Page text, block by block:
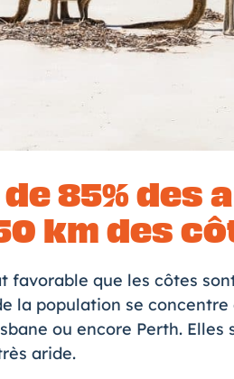
de 85%
km des
favorable que les côtes
la population se
ou encore Perth.
aride.